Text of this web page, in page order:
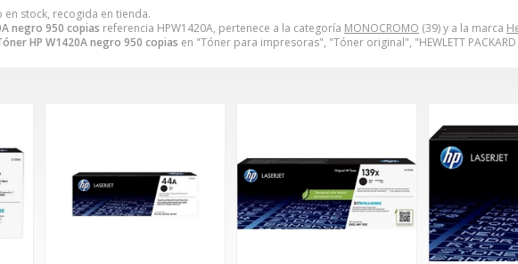
en stock, recogida en tienda.
negro 950 copias referencia HPW1420A, pertenece a la categoría MONOCROMO (39) y a la marca
HP W1420A negro 950 copias en "Tóner para impresoras", "Tóner original", "HEWLETT